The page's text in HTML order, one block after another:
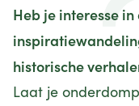
Heb je interesse
historische
Laat je